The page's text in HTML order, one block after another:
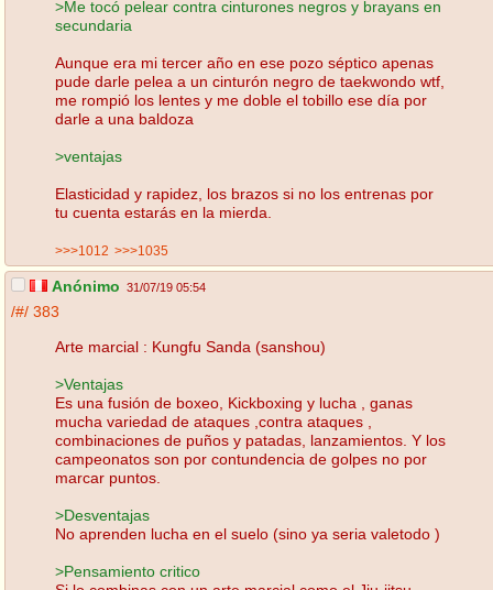
>Me tocó pelear contra cinturones negros y brayans en
secundaria
Aunque era mi tercer año en ese pozo séptico apenas
pude darle pelea a un cinturón negro de taekwondo wtf,
me rompió los lentes y me doble el tobillo ese día por
darle a una baldoza
>ventajas
Elasticidad y rapidez, los brazos si no los entrenas por
tu cuenta estarás en la mierda.
>>>1012 >>>1035
Anónimo 31/07/19 05:54
/#/ 383
Arte marcial : Kungfu Sanda (sanshou)
>Ventajas
Es una fusión de boxeo, Kickboxing y lucha , ganas
mucha variedad de ataques ,contra ataques ,
combinaciones de puños y patadas, lanzamientos. Y los
campeonatos son por contundencia de golpes no por
marcar puntos.
>Desventajas
No aprenden lucha en el suelo (sino ya seria valetodo )
>Pensamiento critico